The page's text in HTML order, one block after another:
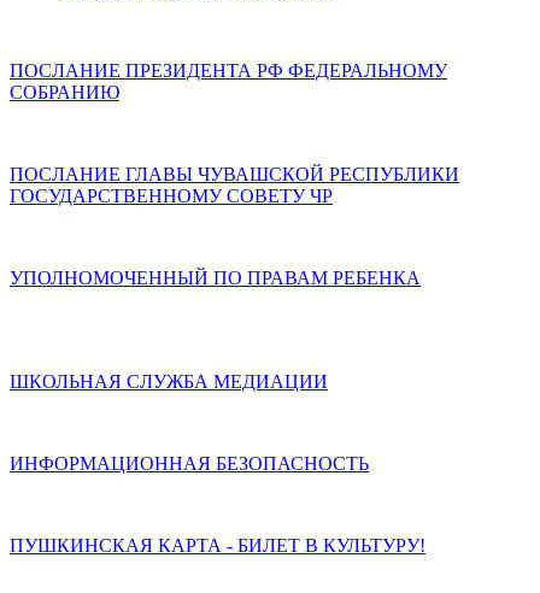
ПОСЛАНИЕ ПРЕЗИДЕНТА РФ ФЕДЕРАЛЬНОМУ
СОБРАНИЮ
ПОСЛАНИЕ ГЛАВЫ ЧУВАШСКОЙ РЕСПУБЛИКИ
ГОСУДАРСТВЕННОМУ СОВЕТУ ЧР
УПОЛНОМОЧЕННЫЙ ПО ПРАВАМ РЕБЕНКА
ШКОЛЬНАЯ СЛУЖБА МЕДИАЦИИ
ИНФОРМАЦИОННАЯ БЕЗОПАСНОСТЬ
ПУШКИНСКАЯ КАРТА - БИЛЕТ В КУЛЬТУРУ!